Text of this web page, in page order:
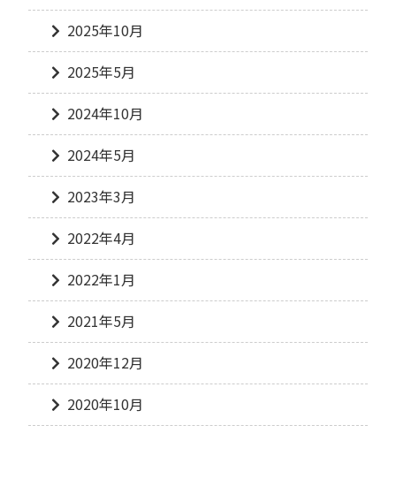
2025年10月
2025年5月
2024年10月
2024年5月
2023年3月
2022年4月
2022年1月
2021年5月
2020年12月
2020年10月